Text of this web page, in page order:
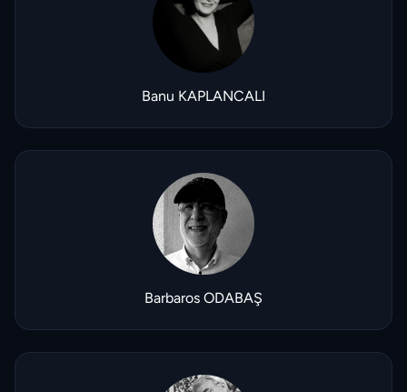
Banu KAPLANCALI
Barbaros ODABAŞ